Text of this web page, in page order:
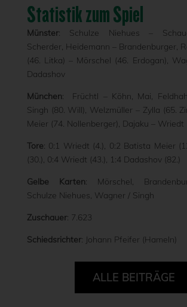
Statistik zum Spiel
Münster: Schulze Niehues –
Scherder, Heidemann – Brandenburger,
(46. Litka) – Mörschel (46. Erdogan),
Dadashov
München: Früchtl – Köhn, Mai,
Singh (80. Will), Welzmüller – Zylla (65.
Meier (74. Nollenberger), Dajaku – Wriedt
Tore: 0:1 Wriedt (4.), 0:2 Batista Meier
(30.), 0:4 Wriedt (43.), 1:4 Dadashov (82.)
Gelbe Karten: Mörschel,
Schulze Niehues, Wagner / Singh
Zuschauer: 7.623
Schiedsrichter: Johann Pfeifer (Hameln)
ALLE BEITRÄGE